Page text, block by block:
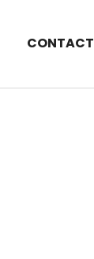
CONTACT